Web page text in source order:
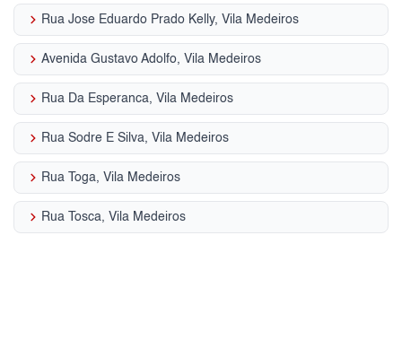
keyboard_arrow_right Rua Jose Eduardo Prado Kelly, Vila Medeiros
keyboard_arrow_right Avenida Gustavo Adolfo, Vila Medeiros
keyboard_arrow_right Rua Da Esperanca, Vila Medeiros
keyboard_arrow_right Rua Sodre E Silva, Vila Medeiros
keyboard_arrow_right Rua Toga, Vila Medeiros
keyboard_arrow_right Rua Tosca, Vila Medeiros